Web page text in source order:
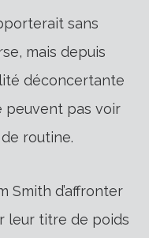
sans
mais depuis
déconcertante
peuvent pas voir
routine.
Smith d’affronter
leur titre de poids